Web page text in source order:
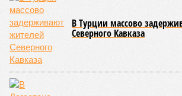
В Турции массово
Северного Кавказа